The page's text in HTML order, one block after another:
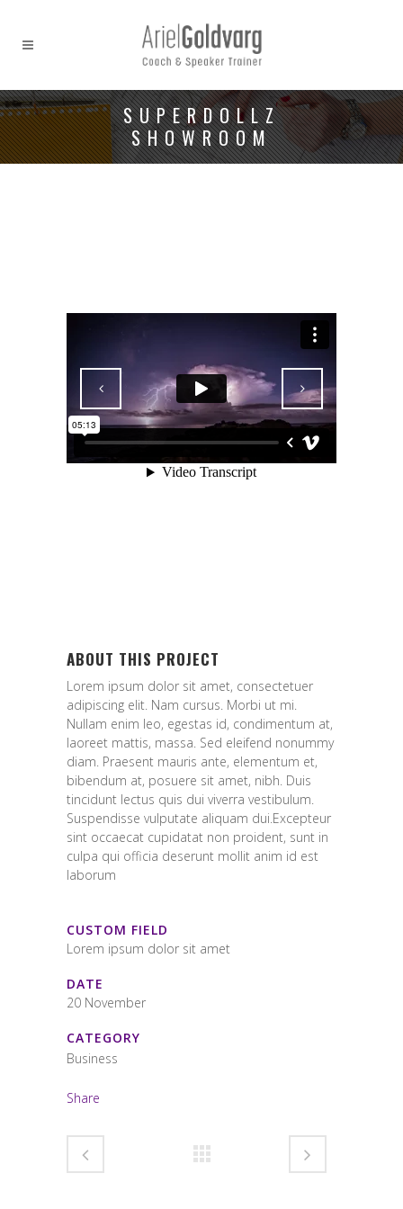
SUPERDOLLZ
SHOWROOM
ABOUT THIS PROJECT
Lorem ipsum dolor sit amet, consectetuer
adipiscing elit. Nam cursus. Morbi ut mi.
Nullam enim leo, egestas id, condimentum at,
laoreet mattis, massa. Sed eleifend nonummy
diam. Praesent mauris ante, elementum et,
bibendum at, posuere sit amet, nibh. Duis
tincidunt lectus quis dui viverra vestibulum.
Suspendisse vulputate aliquam dui.Excepteur
sint occaecat cupidatat non proident, sunt in
culpa qui officia deserunt mollit anim id est
laborum
CUSTOM FIELD
Lorem ipsum dolor sit amet
DATE
20 November
CATEGORY
Business
Share